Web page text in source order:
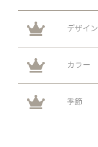
デザイン
カラー
季節